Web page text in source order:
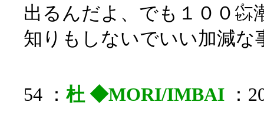
出るんだよ、でも１００㌫
知りもしないでいい加減な
54 ：杜 ◆MORI/IMBAI ：